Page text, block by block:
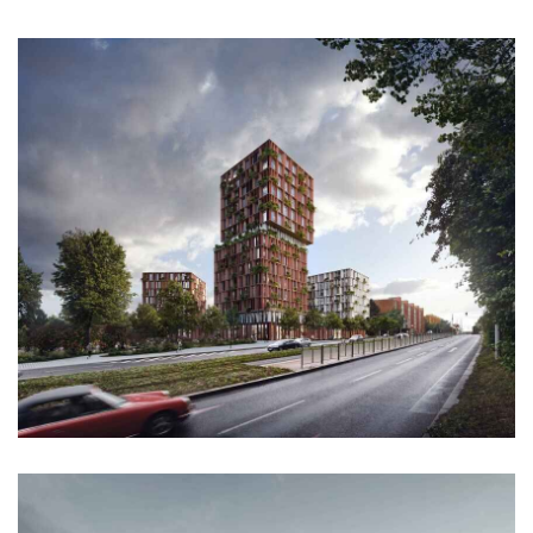
rezidence escape
červeňák